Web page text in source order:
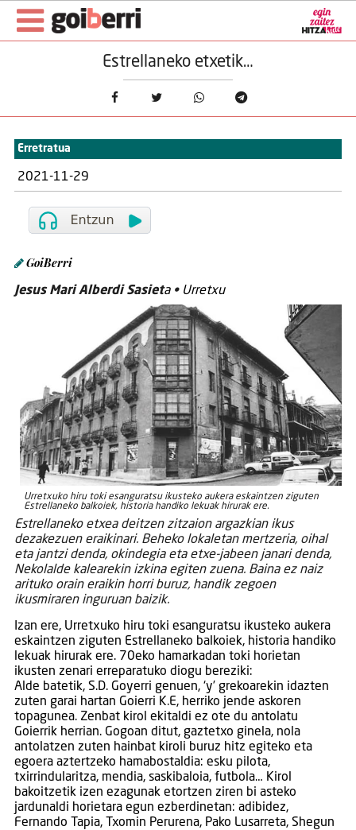
Estrellaneko etxetik…
Erretratua
2021-11-29
GoiBerri
Jesus Mari Alberdi Sasieta •Urretxu
Urretxuko hiru toki esanguratsu ikusteko aukera eskaintzen ziguten
Estrellaneko balkoiek, historia handiko lekuak hirurak ere.
Estrellaneko etxea deitzen zitzaion argazkian ikus
dezakezuen eraikinari. Beheko lokaletan mertzeria, oihal
eta jantzi denda, okindegia eta etxe-jabeen janari denda,
Nekolalde kalearekin izkina egiten zuena. Baina ez naiz
arituko orain eraikin horri buruz, handik zegoen
ikusmiraren inguruan baizik.
Izan ere, Urretxuko hiru toki esanguratsu ikusteko aukera
eskaintzen ziguten Estrellaneko balkoiek, historia handiko
lekuak hirurak ere. 70eko hamarkadan toki horietan
ikusten zenari erreparatuko diogu bereziki:
Alde batetik, S.D. Goyerri genuen, ‘y’ grekoarekin idazten
zuten garai hartan Goierri K.E, herriko jende askoren
topagunea. Zenbat kirol ekitaldi ez ote du antolatu
Goierrik herrian. Gogoan ditut, gaztetxo ginela, nola
antolatzen zuten hainbat kiroli buruz hitz egiteko eta
egoera aztertzeko hamabostaldia: esku pilota,
txirrindularitza, mendia, saskibaloia, futbola… Kirol
bakoitzetik izen ezagunak etortzen ziren bi asteko
jardunaldi horietara egun ezberdinetan: adibidez,
Fernando Tapia, Txomin Perurena, Pako Lusarreta, Shegun